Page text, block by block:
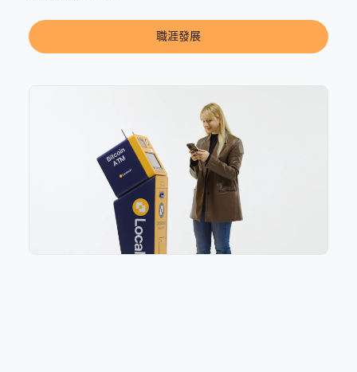
職涯發展